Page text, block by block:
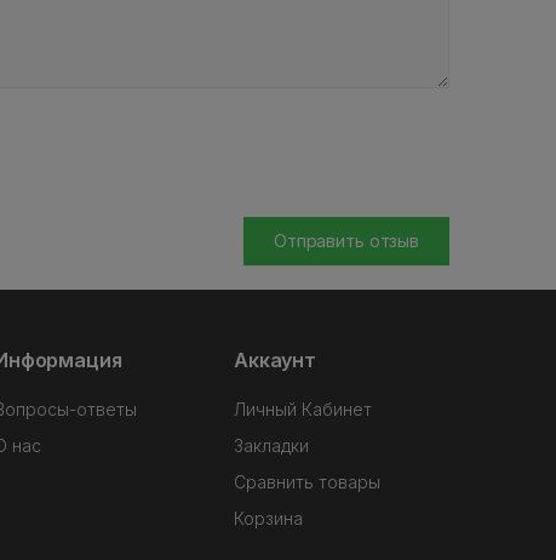
Отправить отзыв
ответы
нас
Аккаунт
Личный Кабинет
Закладки
Сравнить товары
Корзина